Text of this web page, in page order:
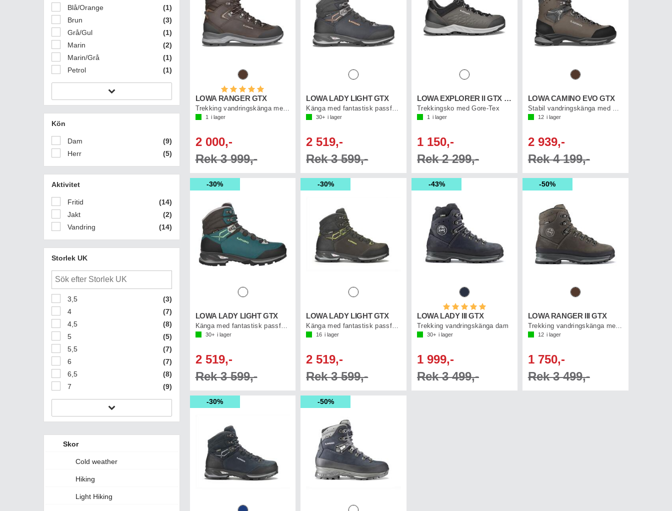
Blå/Orange
(1)
Brun
(3)
Grå/Gul
(1)
Marin
(2)
Marin/Grå
(1)
Petrol
(1)
Kön
Dam
(9)
Herr
(5)
Aktivitet
Fritid
(14)
Jakt
(2)
Vandring
(14)
Storlek UK
3,5
(3)
4
(7)
4,5
(8)
5
(5)
5,5
(7)
6
(7)
6,5
(8)
7
(9)
Skor
Cold weather
Hiking
Light Hiking
Betyg:
LOWA RANGER GTX
1 i lager
2 000,-
Rek 3 999,-
LOWA LADY LIGHT GTX
Känga med fantastisk passform
30+ i lager
2 519,-
Rek 3 599,-
LOWA EXPLORER II GTX LO
Trekkingsko med Gore-Tex
1 i lager
1 150,-
Rek 2 299,-
LOWA CAMINO EVO GTX
12 i lager
2 939,-
Rek 4 199,-
30%
LOWA LADY LIGHT GTX
Känga med fantastisk passform
30+ i lager
2 519,-
Rek 3 599,-
30%
LOWA LADY LIGHT GTX
Känga med fantastisk passform
16 i lager
2 519,-
Rek 3 599,-
43%
Betyg:
LOWA LADY III GTX
Trekking vandringskänga dam
30+ i lager
1 999,-
Rek 3 499,-
50%
LOWA RANGER III GTX
Trekking vandringskänga med Gore-Tex
12 i lager
1 750,-
Rek 3 499,-
30% 50%